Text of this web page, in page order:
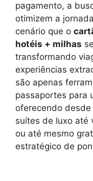
pagamento, a
otimizem a
cenário que o
hotéis + milhas
transformando
experiências
são apenas
passaportes para
oferecendo
suítes de luxo até
ou até mesmo
estratégico de